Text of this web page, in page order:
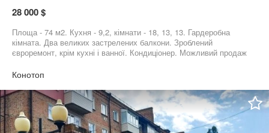
28 000 $
Площа - 74 м2. Кухня - 9,2, кімнати - 18, 13, 13. Гардеробна
кімната. Два великих застрелених балкони. Зроблений
євроремонт, крім кухні і ванної. Кондиціонер. Можливий продаж
Конотоп